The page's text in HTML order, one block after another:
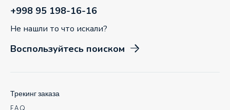
+998 95 198-16-16
Не нашли то что искали?
Воспользуйтесь поиском
Трекинг заказа